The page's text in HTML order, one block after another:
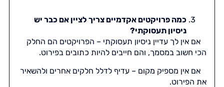
כמה פרויקטים אקדמיים צריך לציין אם כבר יש
ניסיון תעסוקתי?
אם אין לך עדיין ניסיון תעסוקתי – הפרויקטים הם החלק
הכי חשוב במסמך, והם חייבים להיות כתובים בפירוט.
אם אין מספיק מקום – עדיף לדלל חלקים אחרים ולהשאיר
את הפירוט.